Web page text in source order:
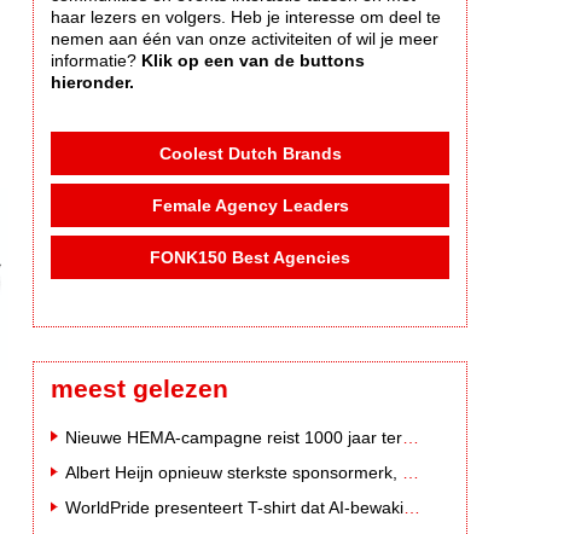
haar lezers en volgers. Heb je interesse om deel te
nemen aan één van onze activiteiten of wil je meer
informatie? Klik op een van de buttons
hieronder.
Coolest Dutch Brands
Female Agency Leaders
FONK150 Best Agencies
meest gelezen